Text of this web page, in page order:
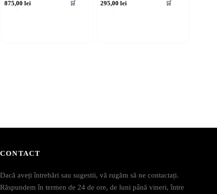
875,00 lei 🛒 295,00 lei 🛒
CONTACT
Dacă aveți întrebări sau sugestii, vă rugăm să ne contactați.
Răspundem în termen de 24 de ore, de luni până vineri, între